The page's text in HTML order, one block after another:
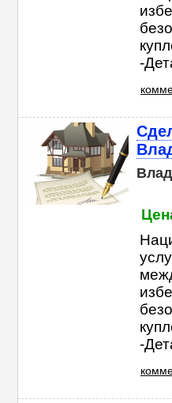
-
-